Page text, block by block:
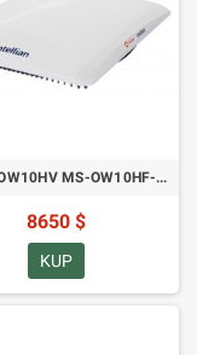
Intellian OW10HV MS-OW10HF-W Half Duplex OneWeb Kompaktowy terminal użytkownika do mobilności lądowej
8650 $
KUP